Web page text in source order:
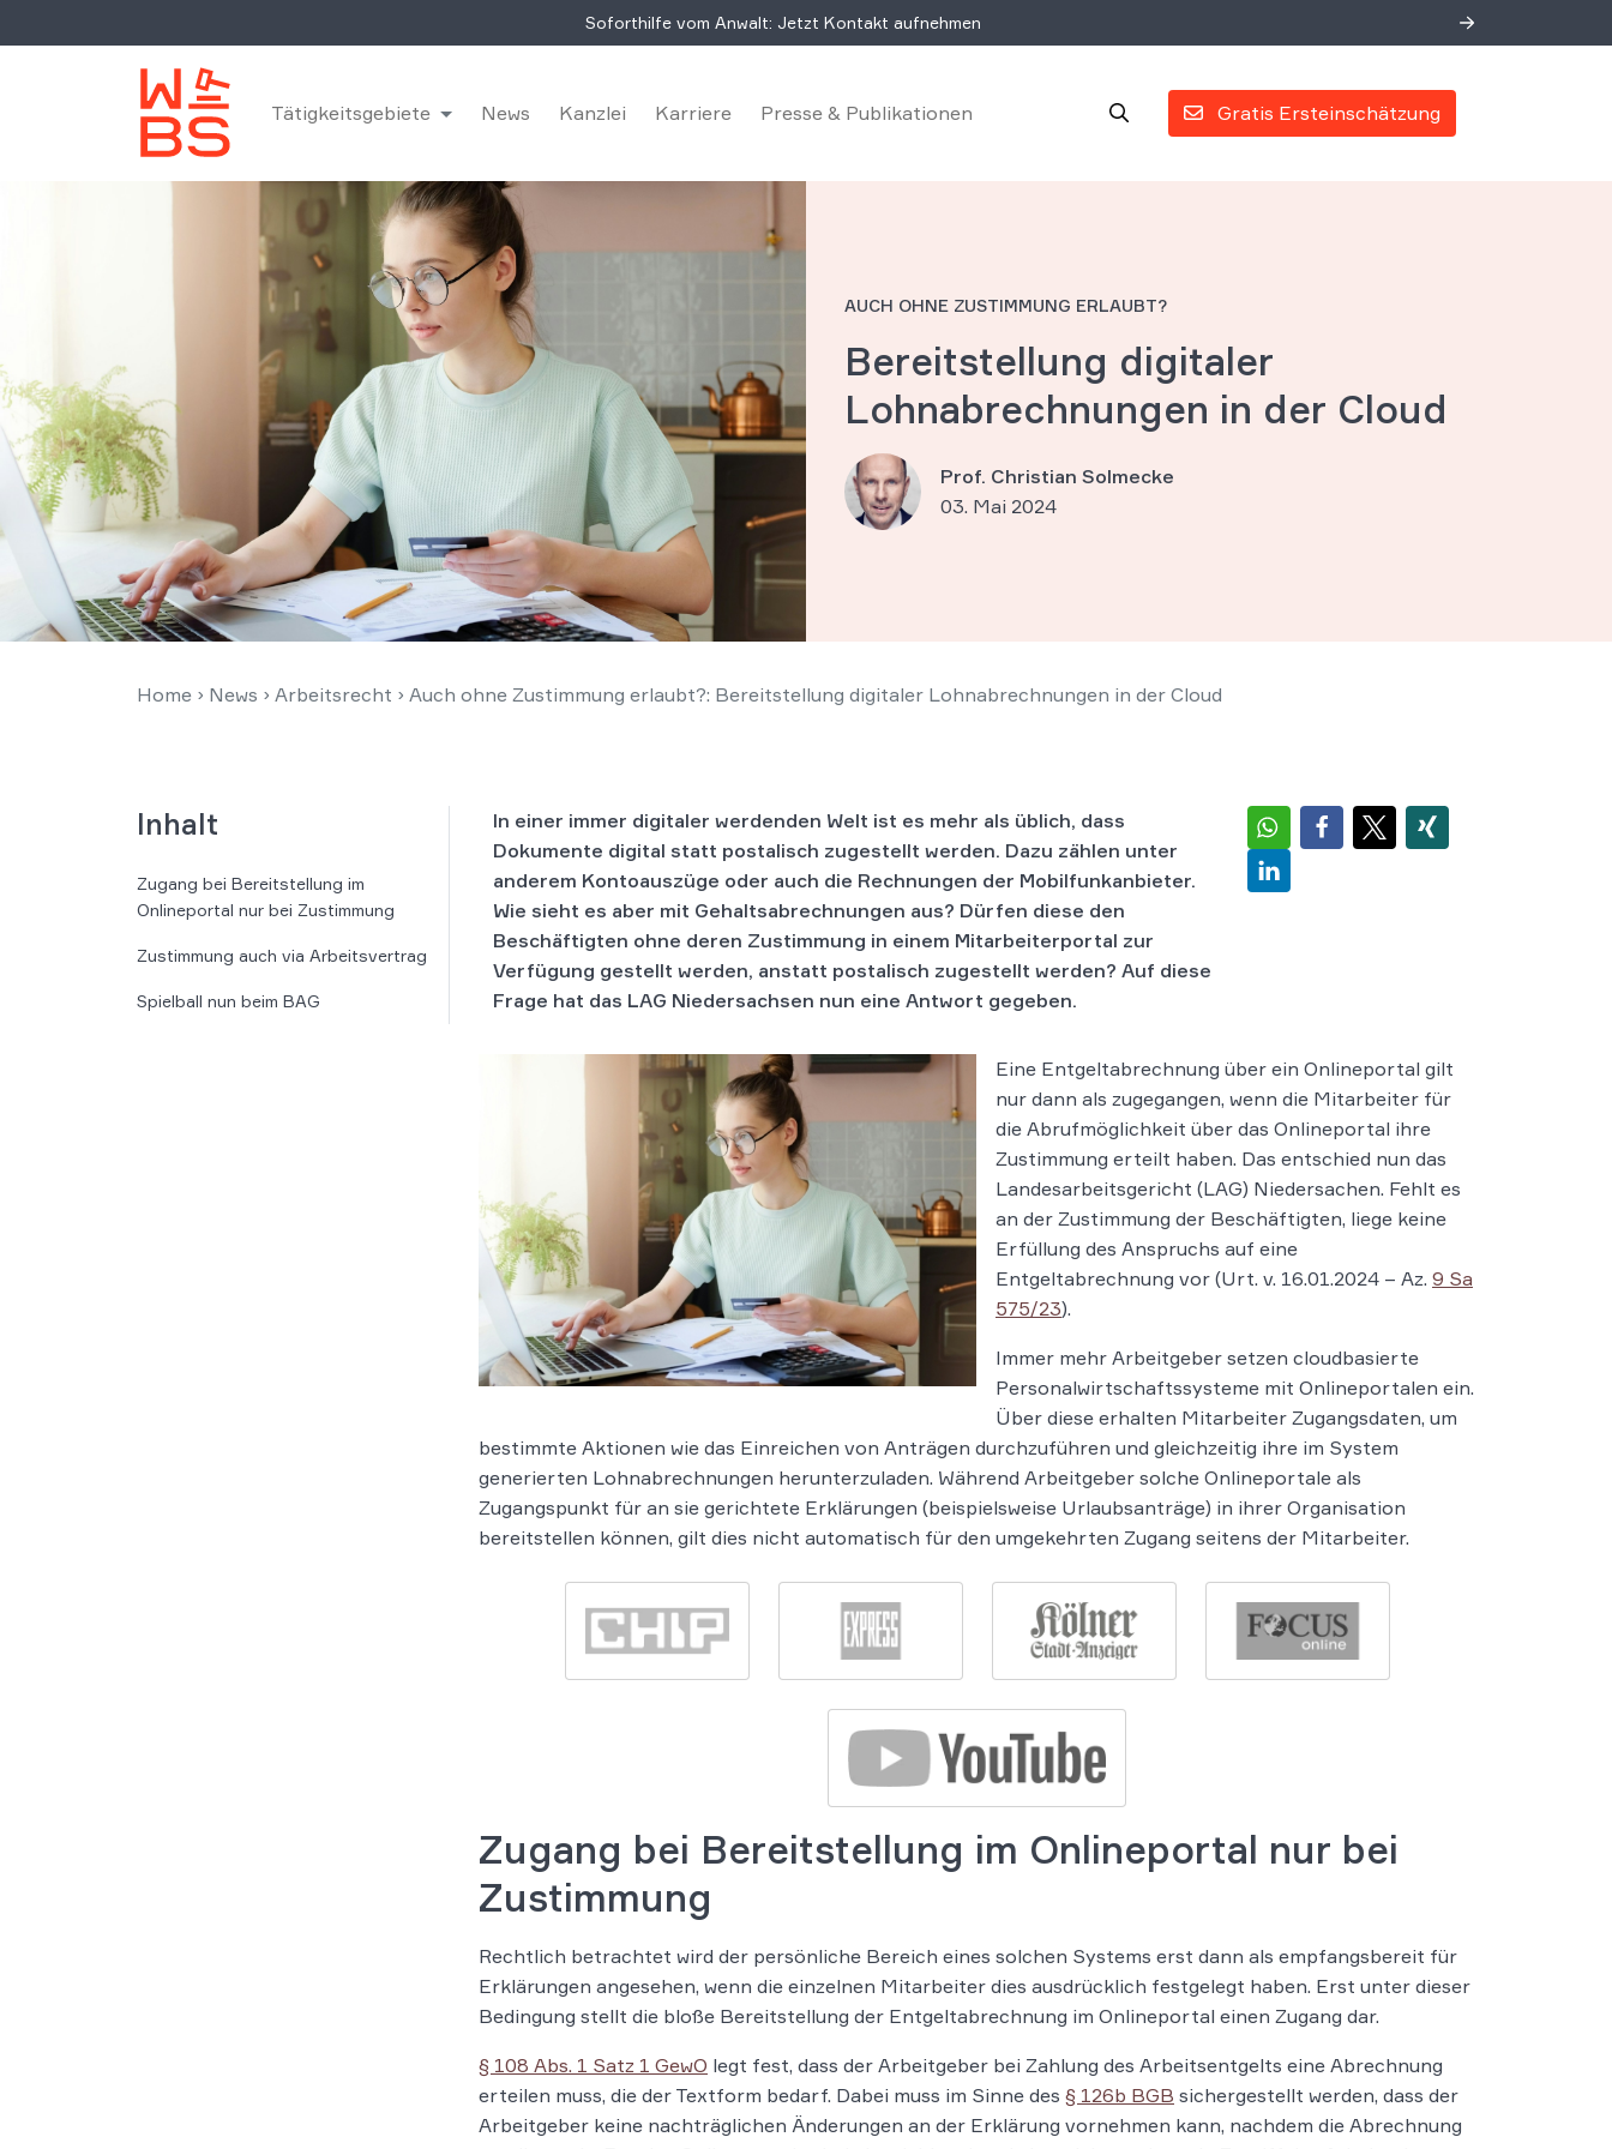
Soforthilfe vom Anwalt: Jetzt Kontakt aufnehmen
Gratis Ersteinschätzung
Tätigkeitsgebiete News Kanzlei Karriere Presse & Publikationen
AUCH OHNE ZUSTIMMUNG ERLAUBT?
Bereitstellung digitaler
Lohnabrechnungen in der Cloud
Prof. Christian Solmecke
03. Mai 2024
Home › News › Arbeitsrecht › Auch ohne Zustimmung erlaubt?: Bereitstellung digitaler Lohnabrechnungen in der Cloud
Inhalt
Zugang bei Bereitstellung im
Onlineportal nur bei Zustimmung
Zustimmung auch via Arbeitsvertrag
Spielball nun beim BAG
In einer immer digitaler werdenden Welt ist es mehr als üblich, dass
Dokumente digital statt postalisch zugestellt werden. Dazu zählen unter
anderem Kontoauszüge oder auch die Rechnungen der Mobilfunkanbieter.
Wie sieht es aber mit Gehaltsabrechnungen aus? Dürfen diese den
Beschäftigten ohne deren Zustimmung in einem Mitarbeiterportal zur
Verfügung gestellt werden, anstatt postalisch zugestellt werden? Auf diese
Frage hat das LAG Niedersachsen nun eine Antwort gegeben.
Eine Entgeltabrechnung über ein Onlineportal gilt
nur dann als zugegangen, wenn die Mitarbeiter für
die Abrufmöglichkeit über das Onlineportal ihre
Zustimmung erteilt haben. Das entschied nun das
Landesarbeitsgericht (LAG) Niedersachen. Fehlt es
an der Zustimmung der Beschäftigten, liege keine
Erfüllung des Anspruchs auf eine
Entgeltabrechnung vor (Urt. v. 16.01.2024 – Az. 9 Sa
575/23).
Immer mehr Arbeitgeber setzen cloudbasierte
Personalwirtschaftssysteme mit Onlineportalen ein.
Über diese erhalten Mitarbeiter Zugangsdaten, um
bestimmte Aktionen wie das Einreichen von Anträgen durchzuführen und gleichzeitig ihre im System
generierten Lohnabrechnungen herunterzuladen. Während Arbeitgeber solche Onlineportale als
Zugangspunkt für an sie gerichtete Erklärungen (beispielsweise Urlaubsanträge) in ihrer Organisation
bereitstellen können, gilt dies nicht automatisch für den umgekehrten Zugang seitens der Mitarbeiter.
Zugang bei Bereitstellung im Onlineportal nur bei
Zustimmung
Rechtlich betrachtet wird der persönliche Bereich eines solchen Systems erst dann als empfangsbereit für
Erklärungen angesehen, wenn die einzelnen Mitarbeiter dies ausdrücklich festgelegt haben. Erst unter dieser
Bedingung stellt die bloße Bereitstellung der Entgeltabrechnung im Onlineportal einen Zugang dar.
§ 108 Abs. 1 Satz 1 GewO legt fest, dass der Arbeitgeber bei Zahlung des Arbeitsentgelts eine Abrechnung
erteilen muss, die der Textform bedarf. Dabei muss im Sinne des § 126b BGB sichergestellt werden, dass der
Arbeitgeber keine nachträglichen Änderungen an der Erklärung vornehmen kann, nachdem die Abrechnung